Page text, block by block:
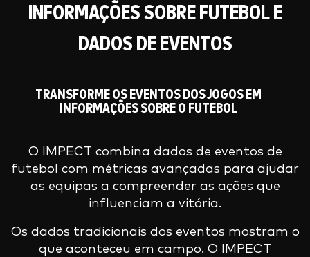
INFORMAÇÕES SOBRE FUTEBOL E
DADOS DE EVENTOS
TRANSFORME OS EVENTOS DOS JOGOS EM
INFORMAÇÕES SOBRE O FUTEBOL
O IMPECT combina dados de eventos de
futebol com métricas avançadas para ajudar
as equipas a compreender as ações que
influenciam a vitória.
Os dados tradicionais dos eventos mostram o
que aconteceu em campo. O IMPECT